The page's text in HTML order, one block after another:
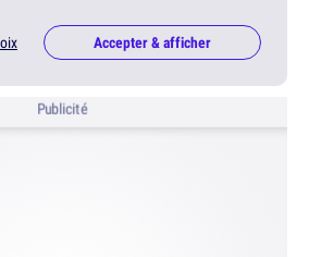
Accepter & afficher
Publicité